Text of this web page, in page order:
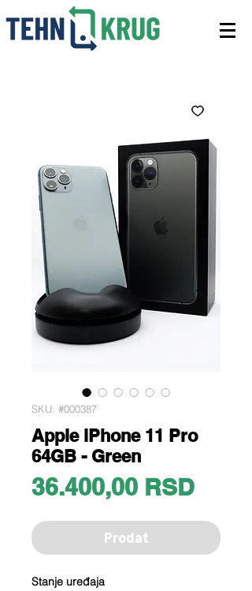
SKU: #000387
Apple iPhone 11 Pro
64GB - Green
36.400,00 RSDPrice
Prodat
Stanje uređaja